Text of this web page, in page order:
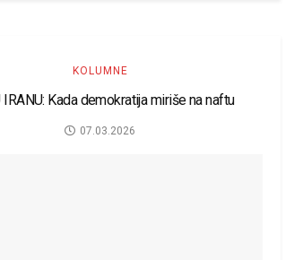
KOLUMNE
IRANU: Kada demokratija miriše na naftu
07.03.2026